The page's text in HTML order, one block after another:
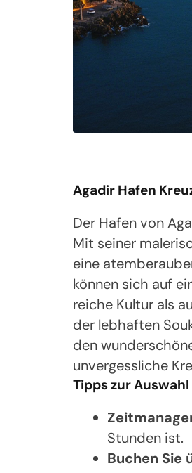
Agadir Hafen
Der Hafen von
Mit seiner
eine
können sich auf
reiche Kultur als
der lebhaften
den
unvergessliche
Tipps zur
Stunden ist.
Buchen Sie